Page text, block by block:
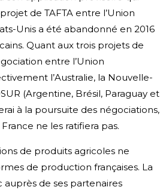
de TAFTA entre l’Union
Unis a été abandonné en 2016
Quant aux trois projets de
entre l’Union
l’Australie, la Nouvelle-
(Argentine, Brésil, Paraguay et
à la poursuite des négociations,
ne les ratifiera pas.
de produits agricoles ne
de production françaises. La
auprès de ses partenaires